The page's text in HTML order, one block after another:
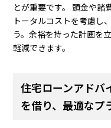
とが重要です。 頭金や諸
トータルコストを考慮し
う。余裕を持った計画を
軽減できます。
住宅ローンアドバ
を借り、最適なプ